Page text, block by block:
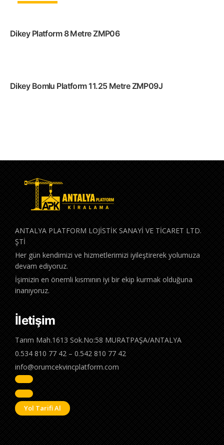
Dikey Platform 8 Metre ZMP06
Devamını oku
Dikey Bomlu Platform 11.25 Metre ZMP09J
ANTALYA PLATFORM LOJİSTİK SANAYİ VE TİCARET LTD.
ŞTİ
Her gün kendimizi ve hizmetlerimizi iyileştirerek yolumuza
devam ediyoruz.
İşimizin en önemli kısmının iyi bir ekip kurmak olduğuna
inanıyoruz.
İletişim
Tarım Mah.1613 Sok.No:58 MURATPAŞA/ANTALYA
0.534 810 77 42 – 0.542 810 77 42
info@orumcekvincplatform.com
Yol Tarifi Al